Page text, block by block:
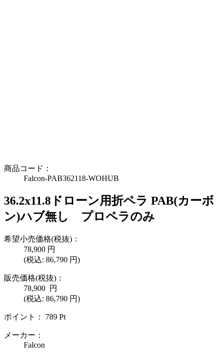
商品コード：
Falcon-PAB362118-WOHUB
36.2x11.8ドローン用折ペラ PAB(カーボ
ン)ハブ無し プロペラのみ
希望小売価格(税抜)：
78,900 円
(税込: 86,790 円)
販売価格(税抜)：
78,900 円
(税込: 86,790 円)
ポイント： 789 Pt
メーカー：
Falcon